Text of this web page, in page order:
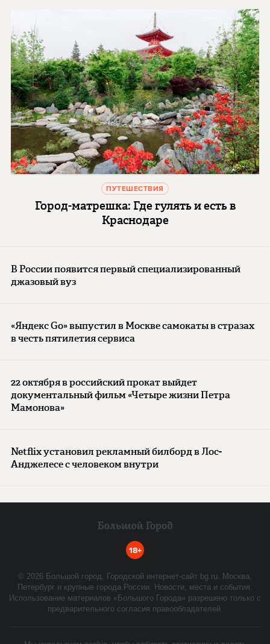
ПУТЕШЕСТВИЯ
Город-матрешка: Где гулять и есть в
Краснодаре
В России появится первый специализированный
джазовый вуз
«Яндекс Go» выпустил в Москве самокаты в стразах
в честь пятилетия сервиса
22 октября в российский прокат выйдет
документальный фильм «Четыре жизни Петра
Мамонова»
Netflix установил рекламный билборд в Лос-
Анджелесе с человеком внутри
18+
© 2026 Большой город. Городской интернет-сайт bg.ru. Москва,
Петербург и крупные города России. Новости, места и события.
Использование материалов «Большого Города» разрешено только с
предварительного согласия правообладателей.